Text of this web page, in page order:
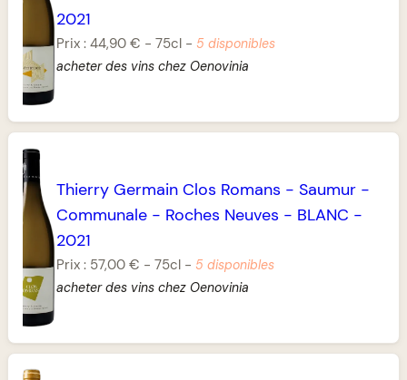
2021
Prix : 44,90 € - 75cl- 5 disponibles
acheter des vins chez Oenovinia
Thierry Germain Clos Romans - Saumur-
Communale- Roches Neuves - BLANC -
2021
Prix : 57,00 € - 75cl- 5 disponibles
acheter des vins chez Oenovinia